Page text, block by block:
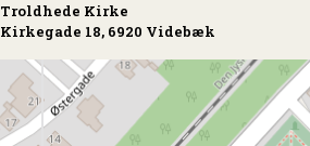
Troldhede Kirke
Kirkegade 18, 6920 Videbæk